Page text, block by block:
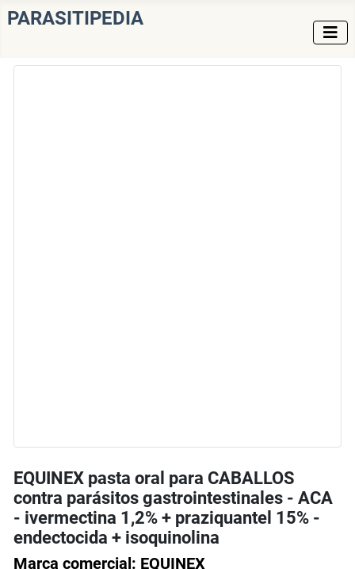
PARASITIPEDIA
EQUINEX pasta oral para CABALLOS
contra parásitos gastrointestinales - ACA
- ivermectina 1,2% + praziquantel 15% -
endectocida + isoquinolina
Marca comercial: EQUINEX